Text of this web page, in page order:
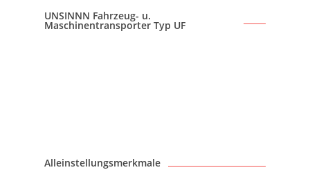
UNSINNN Fahrzeug- u.
Maschinentransporter Typ UF
Alleinstellungsmerkmale